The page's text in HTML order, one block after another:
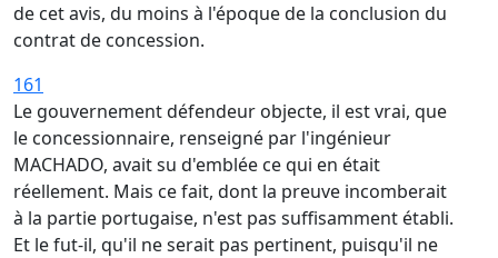
de cet avis, du moins à l'époque de la conclusion du
contrat de concession.
161
Le gouvernement défendeur objecte, il est vrai, que
le concessionnaire, renseigné par l'ingénieur
MACHADO, avait su d'emblée ce qui en était
réellement. Mais ce fait, dont la preuve incomberait
à la partie portugaise, n'est pas suffisamment établi.
Et le fut-il, qu'il ne serait pas pertinent, puisqu'il ne